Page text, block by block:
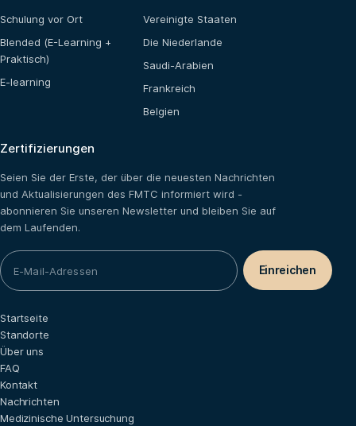
Schulung vor Ort
Blended (E-Learning +
Praktisch)
E-learning
Vereinigte Staaten
Die Niederlande
Saudi-Arabien
Frankreich
Belgien
Zertifizierungen
Seien Sie der Erste, der über die neuesten Nachrichten
und Aktualisierungen des FMTC informiert wird -
abonnieren Sie unseren Newsletter und bleiben Sie auf
dem Laufenden.
Startseite
Standorte
Über uns
FAQ
Kontakt
Nachrichten
Medizinische Untersuchung